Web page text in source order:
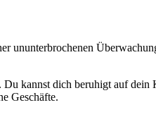
ununterbrochenen
kannst dich beruhigt auf dein
Geschäfte.